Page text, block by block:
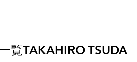
覧TAKAHIRO TSUDA